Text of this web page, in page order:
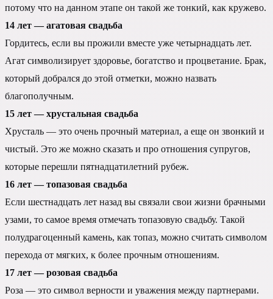
потому что на данном этапе он такой же тонкий, как кружево.
14 лет — агатовая свадьба
Гордитесь, если вы прожили вместе уже четырнадцать лет.
Агат символизирует здоровье, богатство и процветание. Брак,
который добрался до этой отметки, можно назвать
благополучным.
15 лет — хрустальная свадьба
Хрусталь — это очень прочный материал, а еще он звонкий и
чистый. Это же можно сказать и про отношения супругов,
которые перешли пятнадцатилетний рубеж.
16 лет — топазовая свадьба
Если шестнадцать лет назад вы связали свои жизни брачными
узами, то самое время отмечать топазовую свадьбу. Такой
полудрагоценный камень, как топаз, можно считать символом
перехода от мягких, к более прочным отношениям.
17 лет — розовая свадьба
Роза — это символ верности и уважения между партнерами.